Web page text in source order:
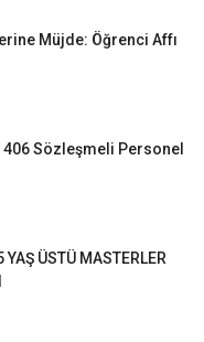
Müjde: Öğrenci Affı
Sözleşmeli Personel
YAŞ ÜSTÜ MASTERLER